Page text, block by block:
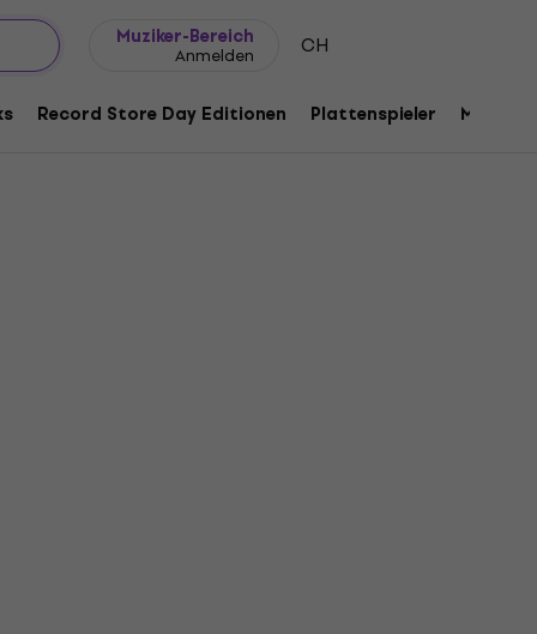
Muziker-Bereich
Anmelden CH
Record Store Day Editionen Plattenspieler Musik